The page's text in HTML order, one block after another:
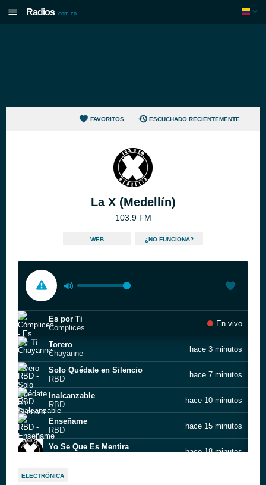
Radios .com.co
FAVORITOS ESCUCHADO RECIENTEMENTE
La X (Medellín)
103.9 FM
WEB ¿NO FUNCIONA?
Es por Ti
Cómplices
En vivo
Torero
Chayanne
hace 3 minutos
Solo Quédate en Silencio
RBD
hace 7 minutos
Inalcanzable
RBD
hace 10 minutos
Enseñame
RBD
hace 15 minutos
Yo Se Que Es Mentira
hace 18 minutos
Destino o Casualidad
ELECTRÓNICA